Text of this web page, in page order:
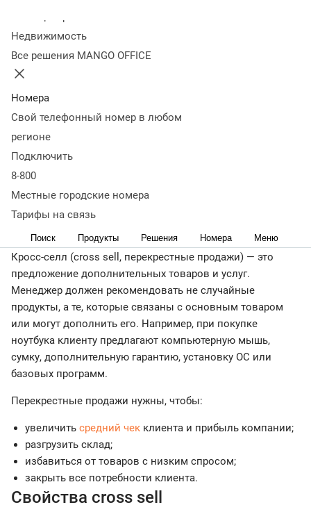
Недвижимость
Все решения MANGO OFFICE
Номера
Свой телефонный номер в любом
регионе
Подключить
8-800
Местные городские номера
Тарифы на связь
Поиск Продукты Решения Номера Меню
методом cross-sell
< назад
Компании стремятся полностью удовлетворить
потребности клиента и заодно повысить средний чек.
Для этого они используют разные инструменты
технику.
Кросс-продажи — что это и зачем
они нужны
Кросс-селл (cross sell, перекрестные продажи) — это
предложение дополнительных товаров и услуг.
Менеджер должен рекомендовать не случайные
продукты, а те, которые связаны с основным товаром
или могут дополнить его. Например, при покупке
ноутбука клиенту предлагают компьютерную мышь,
сумку, дополнительную гарантию, установку ОС или
базовых программ.
Перекрестные продажи нужны, чтобы:
увеличить средний чек клиента и прибыль компании;
разгрузить склад;
избавиться от товаров с низким спросом;
закрыть все потребности клиента.
Свойства cross sell